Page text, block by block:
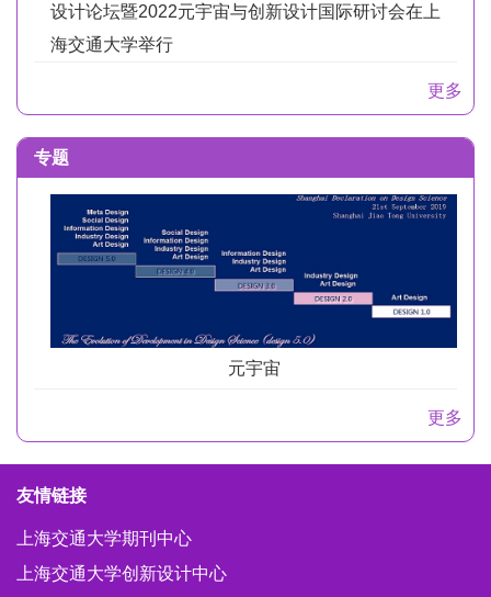
设计论坛暨2022元宇宙与创新设计国际研讨会在上
海交通大学举行
更多
专题
元宇宙
更多
友情链接
上海交通大学期刊中心
上海交通大学创新设计中心